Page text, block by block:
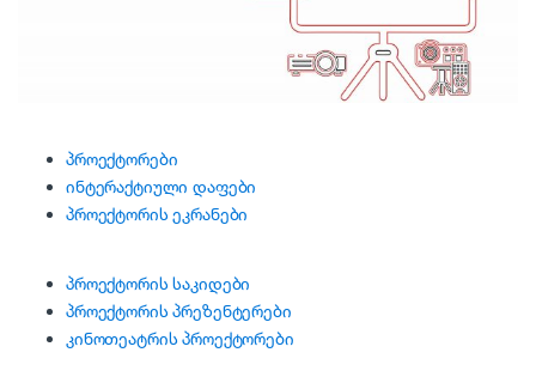
პროექტორები
ინტერაქტიული დაფები
პროექტორის ეკრანები
პროექტორის საკიდები
პროექტორის პრეზენტერები
კინოთეატრის პროექტორები